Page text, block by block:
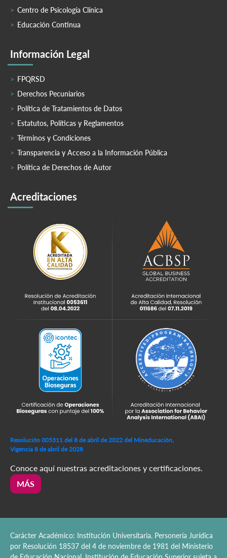
Centro de Psicología Clínica
Educación Continua
Información Legal
FPQRSD
Derechos Pecuniarios
Política de Tratamientos de Datos
Estatutos, Políticas y Reglamentos
Términos y Condiciones
Transparencia y Acceso a la Información Pública
Política de Derechos de Autor
Acreditaciones
Resolución 005311 del 8 de abril de 2022 del Mineducación,
Vigencia 8 de abril de 2028
Conoce aquí nuestras acreditaciones y certificaciones.
MÁS
Carácter Académico: Institución Universitaria. Personería Jurídica
por Resolución 18537 del 4 de noviembre de 1981 del Ministerio